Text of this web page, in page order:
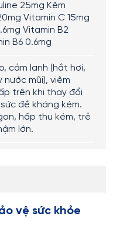
25mg Kẽm
Vitamin C 15mg
Vitamin B2
B6 0.6mg
cảm lạnh (hắt hơi,
nước mũi), viêm
trên khi thay đổi
đề kháng kém.
hấp thu kém, trẻ
lớn.
vệ sức khỏe